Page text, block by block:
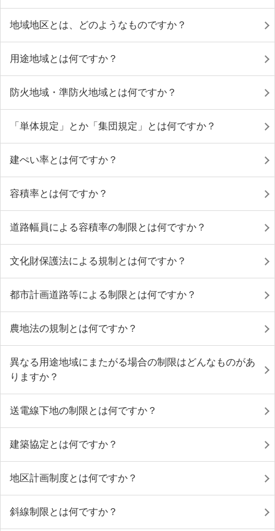
地域地区とは、どのようなものですか？
用途地域とは何ですか？
防火地域・準防火地域とは何ですか？
「単体規定」とか「集団規定」とは何ですか？
建ぺい率とは何ですか？
容積率とは何ですか？
道路幅員による容積率の制限とは何ですか？
文化財保護法による規制とは何ですか？
都市計画道路等による制限とは何ですか？
農地法の規制とは何ですか？
異なる用途地域にまたがる場合の制限はどんなものがあ
りますか？
送電線下地の制限とは何ですか？
建築協定とは何ですか？
地区計画制度とは何ですか？
斜線制限とは何ですか？